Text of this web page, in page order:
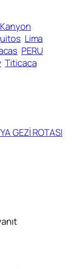
Lima
PERU
Titicaca
GEZİ ROTASI